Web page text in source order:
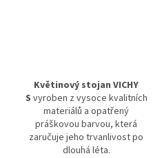
Květinový stojan VICHY
S vyroben z vysoce kvalitních
materiálů a opatřený
práškovou barvou, která
zaručuje jeho trvanlivost po
dlouhá léta.